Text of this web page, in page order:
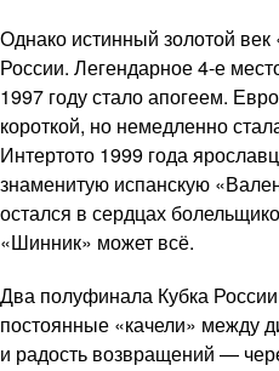
Однако истинный золотой
России. Легендарное 4-е
1997 году стало апогеем.
короткой, но немедленно
Интертото 1999 года
знаменитую испанскую
остался в сердцах
«Шинник» может всё.
Два полуфинала Кубка
постоянные «качели» между
и радость возвращений —